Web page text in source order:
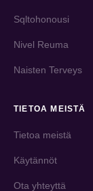
Sqltohonousi
Nivel Reuma
Naisten Terveys
TIETOA MEISTÄ
Tietoa meistä
Käytännöt
Ota yhteyttä